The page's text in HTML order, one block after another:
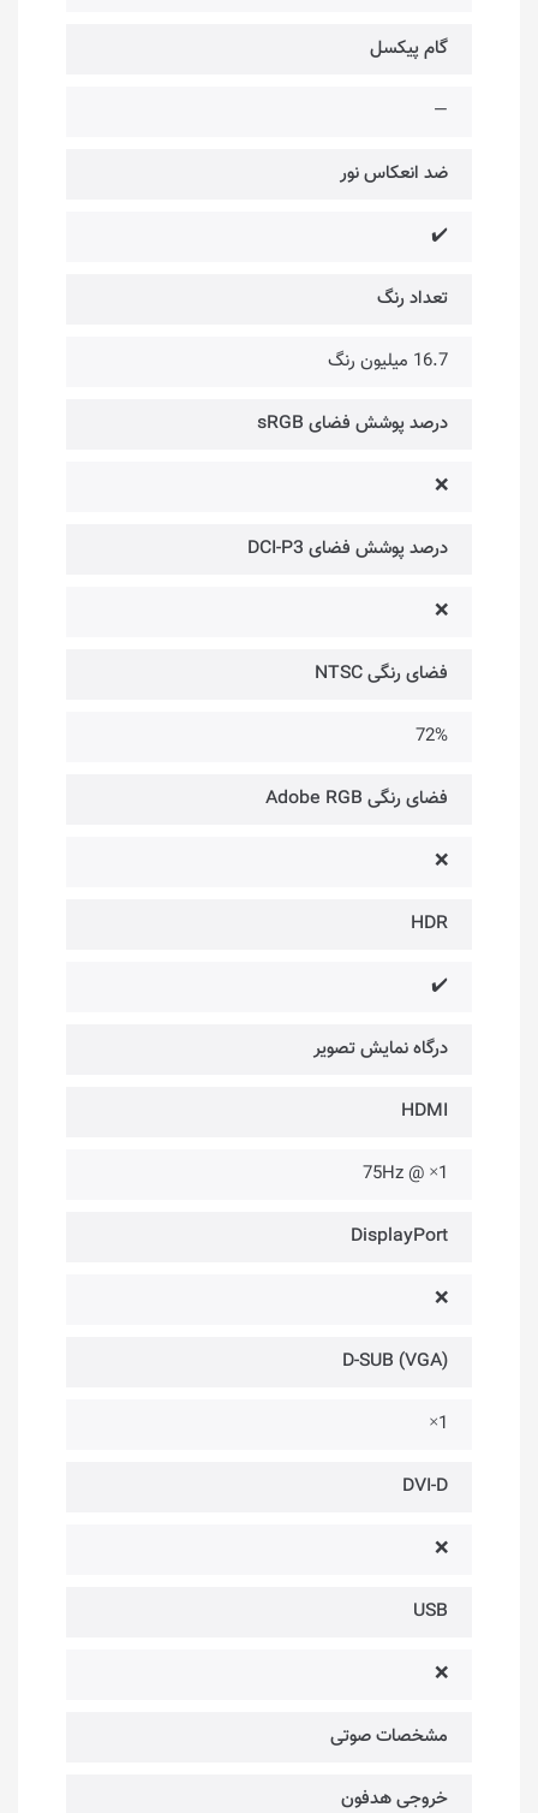
گام پیکسل
—
ضد انعکاس نور
✔️
تعداد رنگ
16.7 میلیون رنگ
درصد پوشش فضای sRGB
❌
درصد پوشش فضای DCI-P3
❌
فضای رنگی NTSC
72%
فضای رنگی Adobe RGB
❌
HDR
✔️
درگاه‌ نمایش تصویر
HDMI
1× @ 75Hz
DisplayPort
❌
D-SUB (VGA)
1×
DVI-D
❌
USB
❌
مشخصات صوتی
خروجی هدفون